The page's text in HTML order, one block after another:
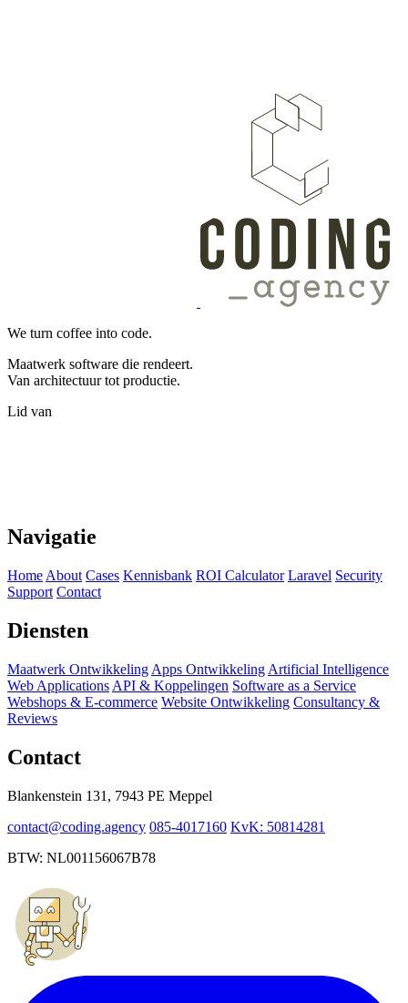
We turn coffee into code.
Maatwerk software die rendeert.
Van architectuur tot productie.
Lid van
Navigatie
Home About Cases Kennisbank ROI Calculator Laravel Security
Support Contact
Diensten
Maatwerk Ontwikkeling Apps Ontwikkeling Artificial Intelligence
Web Applications API & Koppelingen Software as a Service
Webshops & E-commerce Website Ontwikkeling Consultancy &
Reviews
Contact
Blankenstein 131, 7943 PE Meppel
contact@coding.agency 085-4017160 KvK: 50814281
BTW: NL001156067B78